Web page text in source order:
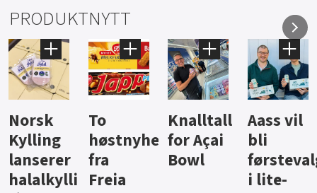
PRODUKTNYTT
Knalltall
for Açai
Bowl
Aass vil
bli
førstevalg
i lite-
Brus og
jus fra
Berentsen
Hard
iste fra
Hansa